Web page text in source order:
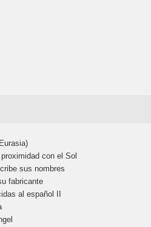
con el Sol
sus nombres
fabricante
al español II